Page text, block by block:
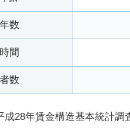
数
間
数
28年賃金構造基本統計調